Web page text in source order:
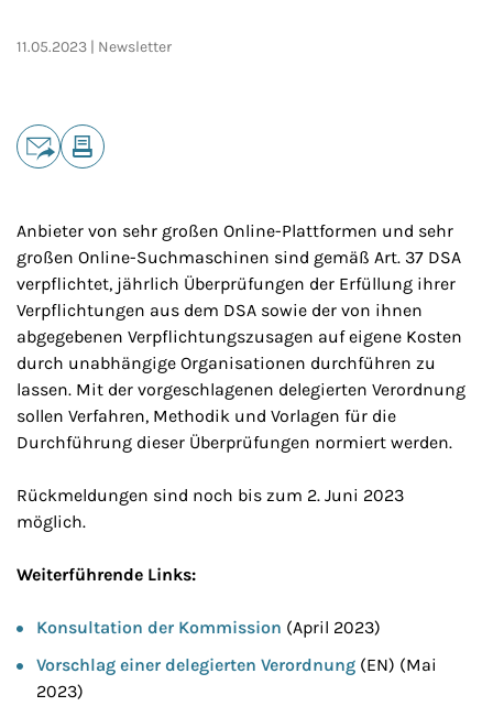
11.05.2023 Newsletter
Teilen
Anbieter von sehr großen Online-Plattformen und sehr
großen Online-Suchmaschinen sind gemäß Art. 37 DSA
verpflichtet, jährlich Überprüfungen der Erfüllung ihrer
Verpflichtungen aus dem DSA sowie der von ihnen
abgegebenen Verpflichtungszusagen auf eigene Kosten
durch unabhängige Organisationen durchführen zu
lassen. Mit der vorgeschlagenen delegierten Verordnung
sollen Verfahren, Methodik und Vorlagen für die
Durchführung dieser Überprüfungen normiert werden.
Rückmeldungen sind noch bis zum 2. Juni 2023
möglich.
Weiterführende Links:
Konsultation der Kommission (April 2023)
Vorschlag einer delegierten Verordnung (EN) (Mai
2023)